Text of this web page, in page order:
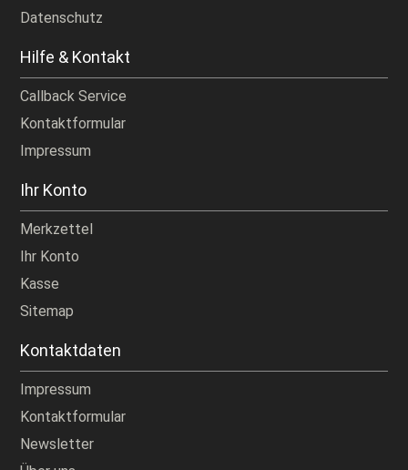
Datenschutz
Hilfe & Kontakt
Callback Service
Kontaktformular
Impressum
Ihr Konto
Merkzettel
Ihr Konto
Kasse
Sitemap
Kontaktdaten
Impressum
Kontaktformular
Newsletter